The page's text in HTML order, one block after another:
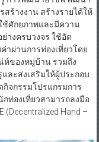
ร้างงาน สร้างรายได้ให้
ช้ศักยภาพและมีความ
างครบวงจร ใช้อัต
ผ่านการท่องเที่ยวโดย
ห์ของหมู่บ้าน รวมถึง
ละส่งเสริมให้ผู้ประกอบ
จกรรมโปรแกรมการ
ท่องเที่ยวสามารถลงมือ
Hand –